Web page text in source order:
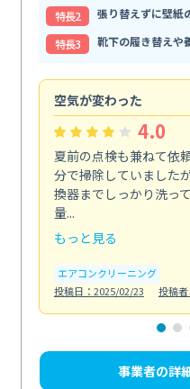
特⻑2
張り替えずに壁紙
特⻑3
靴下の履き替えや
空気が変わった
4.0
夏前の点検も兼ねて依
分で掃除していました
換器までしっかり洗っ
量...
もっと見る
エアコンクリーニング
投稿日：2025/02/23
投稿
事業者の詳